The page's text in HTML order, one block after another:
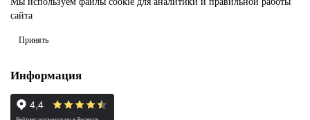
сайта
Принять
Информация